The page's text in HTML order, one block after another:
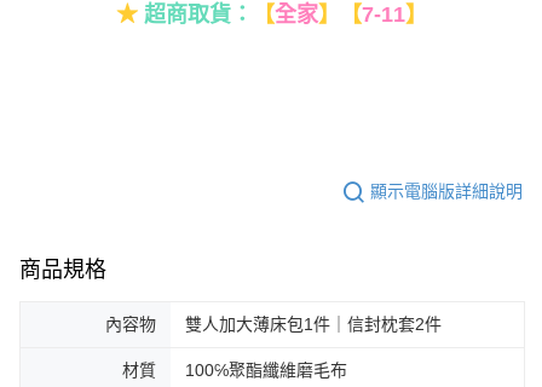
★ 超商取貨： 【全家】 【7-11】
顯示電腦版詳細說明
商品規格
內容物 雙人加大薄床包1件｜信封枕套2件
材質 100℅聚酯纖維磨毛布